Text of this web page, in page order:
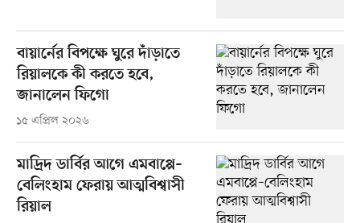
বায়ার্নের বিপক্ষে ঘুরে দাঁড়াতে
রিয়ালকে কী করতে হবে,
জানালেন ফিগো
১৫ এপ্রিল ২০২৬
মাদ্রিদ ডার্বির আগে এমবাপ্পে–
বেলিংহাম ফেরায় আত্মবিশ্বাসী
রিয়াল